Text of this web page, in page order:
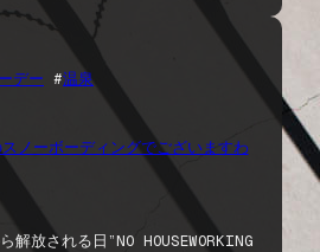
デー #温泉
ノーボーディングでございますわ
解放される日”NO HOUSEWORKING